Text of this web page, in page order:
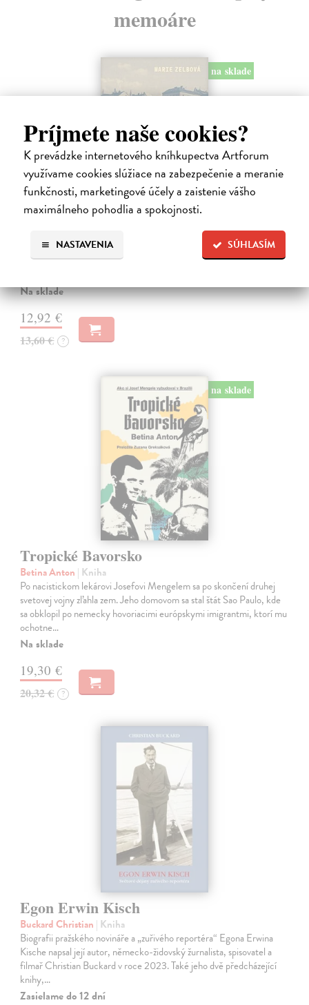
Príjmete naše cookies?
K prevádzke internetového kníhkupectva Artforum
využívame cookies slúžiace na zabezpečenie a meranie
funkčnosti, marketingové účely a zaistenie vášho
maximálneho pohodlia a spokojnosti.
SÚHLASÍM
NASTAVENIA
memoáre
na sklade
Zelbová Marie| Kniha
Nikdy jsme nebyli úplně standardní žižkovská rodina. Vítejte v
Na sklade
12,92 €
13,60 € ?
na sklade
Tropické Bavorsko
Betina Anton | Kniha
Po nacistickom lekárovi Josefovi Mengelem sa po skončení druhej
svetovej vojny zľahla zem. Jeho domovom sa stal štát Sao Paulo, kde
sa obklopil po nemecky hovoriacimi európskymi imigrantmi, ktorí mu
ochotne…
Na sklade
19,30 €
20,32 € ?
Egon Erwin Kisch
Buckard Christian | Kniha
Biografii pražského novináře a „zuřivého reportéra“ Egona Erwina
Kische napsal její autor, německo-židovský žurnalista, spisovatel a
filmař Christian Buckard v roce 2023. Také jeho dvě předcházející
knihy,…
Zasielame do 12 dní